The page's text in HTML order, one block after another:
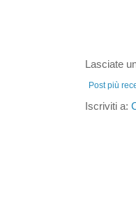
Lasciate
Post più
Iscriviti a: